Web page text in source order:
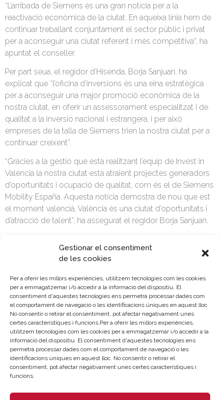
Gestionar el consentiment
de les cookies
Per a oferir les millors experiències, utilitzem tecnologies com les cookies
per a emmagatzemar i/o accedir a la informació del dispositiu. El
consentiment d'aquestes tecnologies ens permetrà processar dades com
el comportament de navegació o les identificacions úniques en aquest lloc.
No consentir o retirar el consentiment, pot afectar negativament unes
certes característiques i funcions.Per a oferir les millors experiències,
utilitzem tecnologies com les cookies per a emmagatzemar i/o accedir a la
informació del dispositiu. El consentiment d'aquestes tecnologies ens
permetrà processar dades com el comportament de navegació o les
identificacions úniques en aquest lloc. No consentir o retirar el
consentiment, pot afectar negativament unes certes característiques i
funcions.
“L’arribada de Siemens és una gran notícia per a la
reactivació econòmica de la ciutat. En aqueixa línia hem de
continuar treballant conjuntament el sector públic i privat
per a aconseguir una ciutat referent i més competitiva”, ha
apuntat el conseller.
Per part seua, el regidor d’Hisenda, Borja Sanjuan, ha
explicat que “l’oficina d’inversions és una eina estratègica
per a aconseguir una major promoció econòmica de la
nostra ciutat, en oferir un assessorament especialitzat i de
qualitat a la inversió nacional i estrangera, i per això
empreses de la talla de Siemens trien la nostra ciutat per a
continuar creixent”.
“Gràcies a la gestió que està realitzant l’equip de Invest in
València la nostra ciutat està atraient projectes generadors
d’oportunitats i ocupació de qualitat, com és el de Siemens
Mobility España. Aquesta notícia demostra de nou que est
el moment valencià, València és una ciutat d’oportunitats i
d’atracció de talent”, ha assegurat el regidor Borja Sanjuan.
assegurat que “l’elecció de Siemens Mobility per València
posa de manifest el potencial del nostre teixit innovador i
l’aposta la innovació i la tecnologia com a estratègia per a
atraure inversió. València compta amb espais capdavanters
per a la investigació que busquen sinergies amb el món de
l’empresa i cada vegada més som pol d’atracció per a
aquest sector empresarial”.
Per què València?
Tal com explica la companyia, a més de l’atracció de talent,
Siemens Mobility s’estableix a València per a estar més
noves demandes de mobilitat.